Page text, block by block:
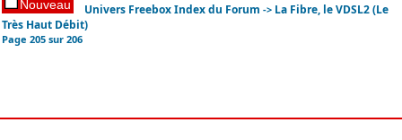
Univers Freebox Index du Forum -> La Fibre, le VDSL2 (Le
Très Haut Débit)
Page205 sur206